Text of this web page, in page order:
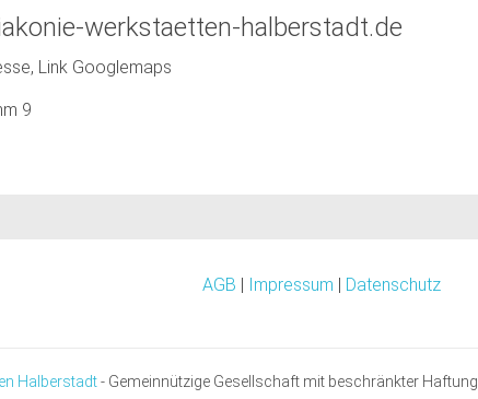
werkstaetten-halberstadt.de
Link Googlemaps
9
AGB | Impressum | Datenschutz
Halberstadt- Gemeinnützige Gesellschaft mit beschränkter Haftung.